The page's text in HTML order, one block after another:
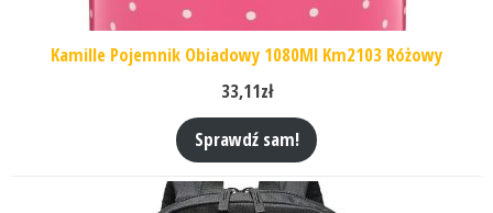
Kamille Pojemnik Obiadowy 1080Ml Km2103 Różowy
33,11zł
Sprawdź sam!